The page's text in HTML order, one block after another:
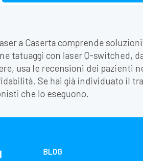
a Caserta comprende
tatuaggi con laser Q-switched,
usa le recensioni dei pazienti
Se hai già individuato il
che lo eseguono.
BLOG